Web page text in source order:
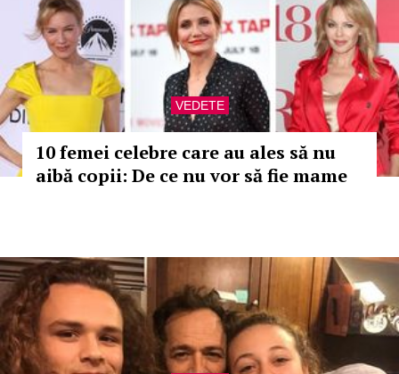
VEDETE
10 femei celebre care au ales să nu
aibă copii: De ce nu vor să fie mame